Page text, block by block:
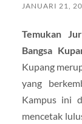
JANUARI 21,
Temukan
Bangsa
Kupang
yang
Kampus ini
mencetak